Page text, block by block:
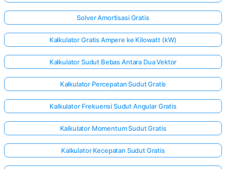
Solver Amortisasi Gratis
Kalkulator Gratis Ampere ke Kilowatt (kW)
Kalkulator Sudut Bebas Antara Dua Vektor
Kalkulator Percepatan Sudut Gratis
Kalkulator Frekuensi Sudut Angular Gratis
Kalkulator Momentum Sudut Gratis
Kalkulator Kecepatan Sudut Gratis